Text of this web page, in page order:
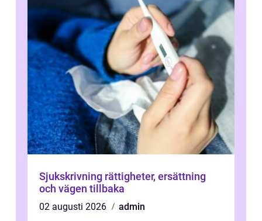
Sjukskrivning rättigheter, ersättning
och vägen tillbaka
02 augusti 2026
admin